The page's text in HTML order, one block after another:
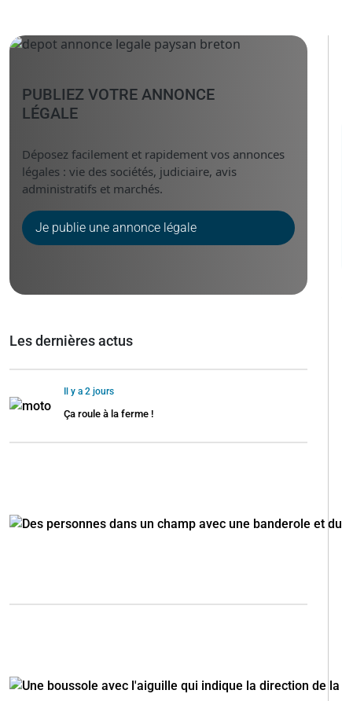
PUBLIEZ VOTRE ANNONCE
LÉGALE
Déposez facilement et rapidement vos annonces
légales : vie des sociétés, judiciaire, avis
administratifs et marchés.
Je publie une annonce légale
Les dernières actus
Il y a 2 jours
Ça roule à la ferme !